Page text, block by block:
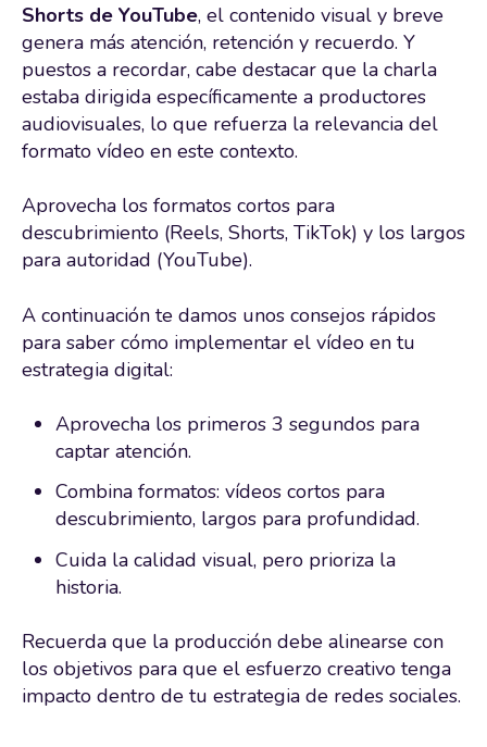
Shorts de YouTube, el contenido visual y breve
genera más atención, retención y recuerdo. Y
puestos a recordar, cabe destacar que la charla
estaba dirigida específicamente a productores
audiovisuales, lo que refuerza la relevancia del
formato vídeo en este contexto.
Aprovecha los formatos cortos para
descubrimiento (Reels, Shorts, TikTok) y los largos
para autoridad (YouTube).
A continuación te damos unos consejos rápidos
para saber cómo implementar el vídeo en tu
estrategia digital:
Aprovecha los primeros 3 segundos para
captar atención.
Combina formatos: vídeos cortos para
descubrimiento, largos para profundidad.
Cuida la calidad visual, pero prioriza la
historia.
Recuerda que la producción debe alinearse con
los objetivos para que el esfuerzo creativo tenga
impacto dentro de tu estrategia de redes sociales.